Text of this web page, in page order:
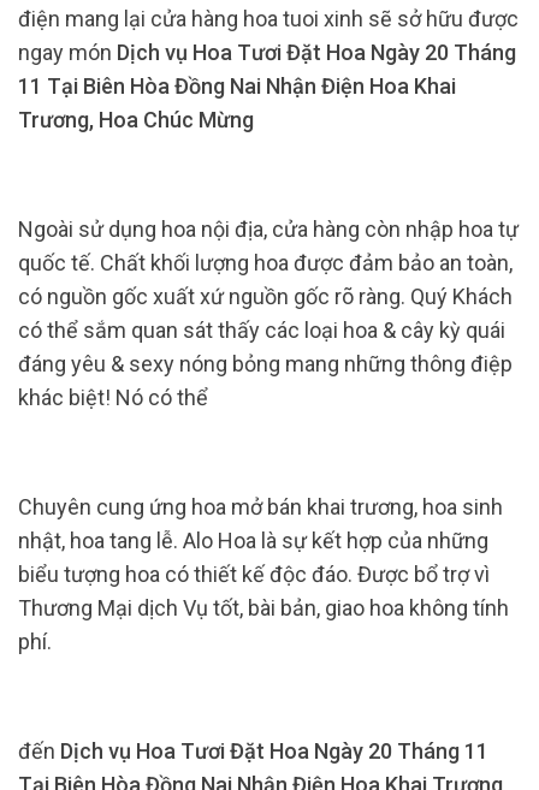
điện mang lại cửa hàng hoa tuoi xinh sẽ sở hữu được
ngay món Dịch vụ Hoa Tươi Đặt Hoa Ngày 20 Tháng
11 Tại Biên Hòa Đồng Nai Nhận Điện Hoa Khai
Trương, Hoa Chúc Mừng
Ngoài sử dụng hoa nội địa, cửa hàng còn nhập hoa tự
quốc tế. Chất khối lượng hoa được đảm bảo an toàn,
có nguồn gốc xuất xứ nguồn gốc rõ ràng. Quý Khách
có thể sắm quan sát thấy các loại hoa & cây kỳ quái
đáng yêu & sexy nóng bỏng mang những thông điệp
khác biệt! Nó có thể
Chuyên cung ứng hoa mở bán khai trương, hoa sinh
nhật, hoa tang lễ. Alo Hoa là sự kết hợp của những
biểu tượng hoa có thiết kế độc đáo. Được bổ trợ vì
Thương Mại dịch Vụ tốt, bài bản, giao hoa không tính
phí.
đến Dịch vụ Hoa Tươi Đặt Hoa Ngày 20 Tháng 11
Tại Biên Hòa Đồng Nai Nhận Điện Hoa Khai Trương,